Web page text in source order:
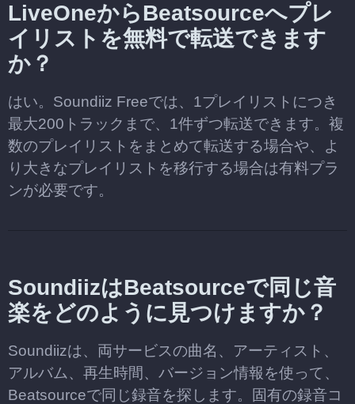
LiveOneからBeatsourceへプレ
イリストを無料で転送できます
か？
はい。Soundiiz Freeでは、1プレイリストにつき
最大200トラックまで、1件ずつ転送できます。複
数のプレイリストをまとめて転送する場合や、よ
り大きなプレイリストを移行する場合は有料プラ
ンが必要です。
SoundiizはBeatsourceで同じ音
楽をどのように見つけますか？
Soundiizは、両サービスの曲名、アーティスト、
アルバム、再生時間、バージョン情報を使って、
Beatsourceで同じ録音を探します。固有の録音コ